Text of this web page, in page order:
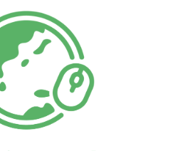
他4項供給功能的建置。其中交
興闢，不注重改善大眾交通運輸
闢建台26線旭海到南田段的位
史的觀光資源，而保有這些珍貴
通的不便利（不便利並非不可
打通台26線，這就是為什麼地方
先上演破壞自己觀光資源的荒謬